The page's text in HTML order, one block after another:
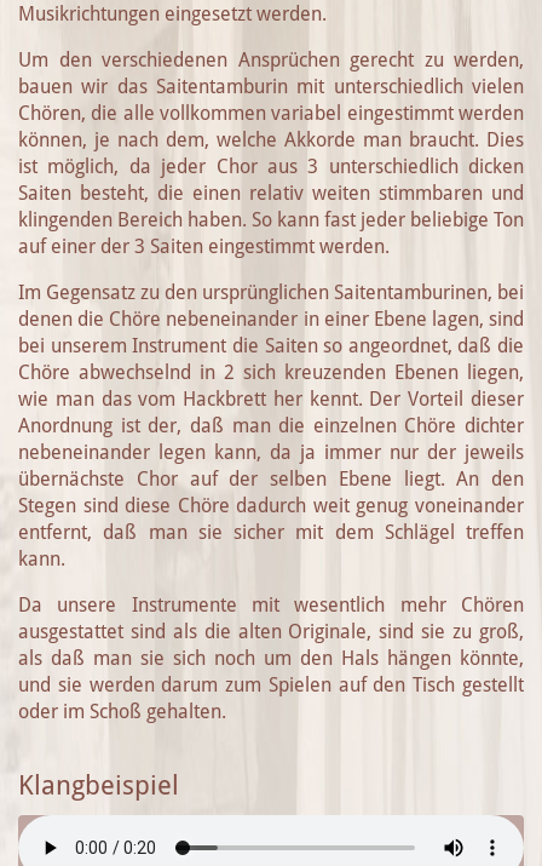
Musikrichtungen eingesetzt werden.
Um den verschiedenen Ansprüchen gerecht zu werden,
bauen wir das Saitentamburin mit unterschiedlich vielen
Chören, die alle vollkommen variabel eingestimmt werden
können, je nach dem, welche Akkorde man braucht. Dies
ist möglich, da jeder Chor aus 3 unterschiedlich dicken
Saiten besteht, die einen relativ weiten stimmbaren und
klingenden Bereich haben. So kann fast jeder beliebige Ton
auf einer der 3 Saiten eingestimmt werden.
Im Gegensatz zu den ursprünglichen Saitentamburinen, bei
denen die Chöre nebeneinander in einer Ebene lagen, sind
bei unserem Instrument die Saiten so angeordnet, daß die
Chöre abwechselnd in 2 sich kreuzenden Ebenen liegen,
wie man das vom Hackbrett her kennt. Der Vorteil dieser
Anordnung ist der, daß man die einzelnen Chöre dichter
nebeneinander legen kann, da ja immer nur der jeweils
übernächste Chor auf der selben Ebene liegt. An den
Stegen sind diese Chöre dadurch weit genug voneinander
entfernt, daß man sie sicher mit dem Schlägel treffen
kann.
Da unsere Instrumente mit wesentlich mehr Chören
ausgestattet sind als die alten Originale, sind sie zu groß,
als daß man sie sich noch um den Hals hängen könnte,
und sie werden darum zum Spielen auf den Tisch gestellt
oder im Schoß gehalten.
Klangbeispiel